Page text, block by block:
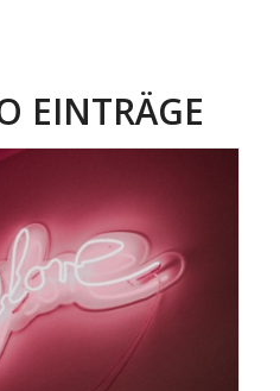
EINTRÄGE